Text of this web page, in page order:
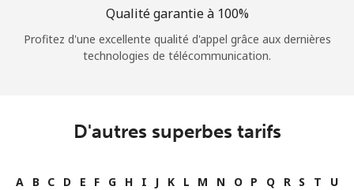
Qualité garantie à 100%
Profitez d'une excellente qualité d'appel grâce aux dernières
technologies de télécommunication.
D'autres superbes tarifs
A B C D E F G H I J K L M N O P Q R S T
U